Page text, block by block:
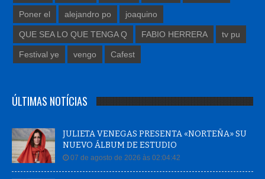
Poner el alejandro po joaquino
QUE SEA LO QUE TENGA Q FABIO HERRERA tv pu
Festival ye vengo Cafest
ÚLTIMAS NOTÍCIAS
JULIETA VENEGAS PRESENTA «NORTEÑA» SU
NUEVO ÁLBUM DE ESTUDIO
07 de agosto de 2026 às 02:04:42